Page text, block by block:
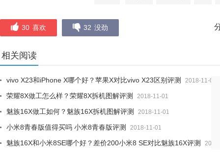
30 喜欢 32 没劲
相关阅读
vivo X23和iPhone X哪个好？苹果X对比vivo X23区别评测 2018-11-01
荣耀8X做工怎么样？荣耀8X拆机图解评测 2018-11-01
魅族16X做工如何？魅族16X拆机图解评测 2018-11-01
小米8青春版值得买吗 小米8青春版评测 2018-11-01
魅族16X和小米8SE哪个好？差价200小米8 SE对比魅族16X评测